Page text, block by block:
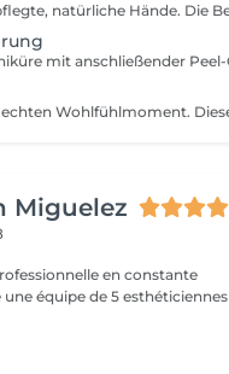
Miguelez
en constante
équipe de 5 esthéticiennes